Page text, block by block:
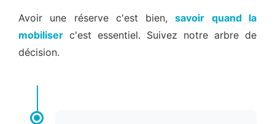
Avoir une réserve c'est bien,savoir quand la
mobiliser c'est essentiel. Suivez notre arbre de
décision.